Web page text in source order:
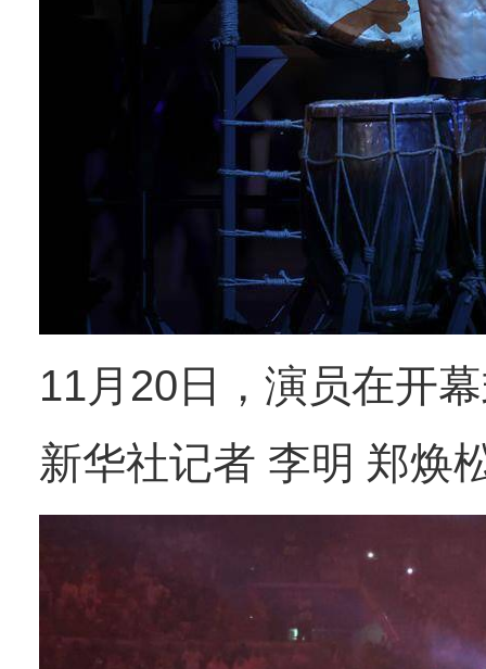
11月20日，演员在开
新华社记者 李明 郑焕